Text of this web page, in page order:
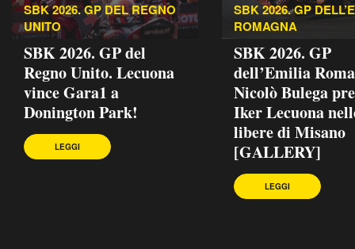
SBK 2026. GP DEL REGNO
UNITO
SBK 2026. GP del
Regno Unito. Lecuona
vince Gara1 a
Donington Park!
LEGGI
SBK 2026. GP
ROMAGNA
SBK 2026. GP
dell’Emilia
Nicolò Bulega
Iker Lecuona
libere di Misano
[GALLERY]
LEGGI